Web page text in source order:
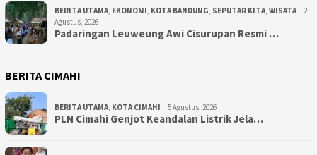
BERITA UTAMA EKONOMI KOTA BANDUNG SEPUTAR KITA WISATA
2
Agustus, 2026
Padaringan Leuweung Awi Cisurupan Resmi …
BERITA CIMAHI
BERITA UTAMA KOTA CIMAHI 5 Agustus, 2026
PLN Cimahi Genjot Keandalan Listrik Jela…